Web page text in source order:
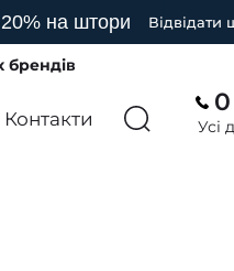
на штори Відвідати
брендів
Контакти
0
Усі